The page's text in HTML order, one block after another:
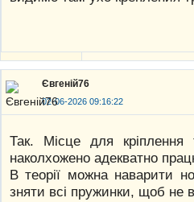
Євгеній76
02-06-2026 09:16:22
Так. Місце для
наколхожено адекватно
В теорії можна наварити
зняти всі пружинки, щоб не